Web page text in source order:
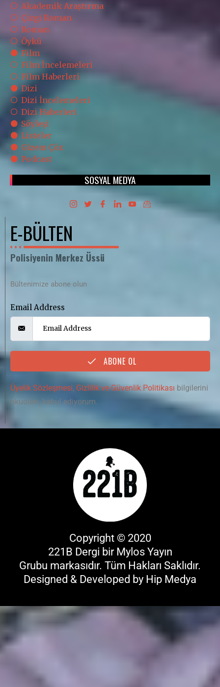
Akademik Araştırma
Çizgi Roman
Roman
Öykü
Film
Film İncelemeleri
Film Haberleri
Dizi
Dizi İncelemeleri
Dizi Haberleri
Söyleşi
Listeler
Gizem Çöz
Podcast
SOSYAL MEDYA
E-BÜLTEN
Polisiyenin Merkez Üssü
Bültenimize abone olun
Email Address
ABONE OL
Üyelik Sözleşmesi, Gizlilik ve Güvenlik Politikası bilgilerini
okudum, kabul ediyorum.
Copyright © 2020
221B Dergi bir Mylos Yayın
Grubu markasıdır. Tüm Hakları Saklıdır.
Designed & Developed by Hip Medya